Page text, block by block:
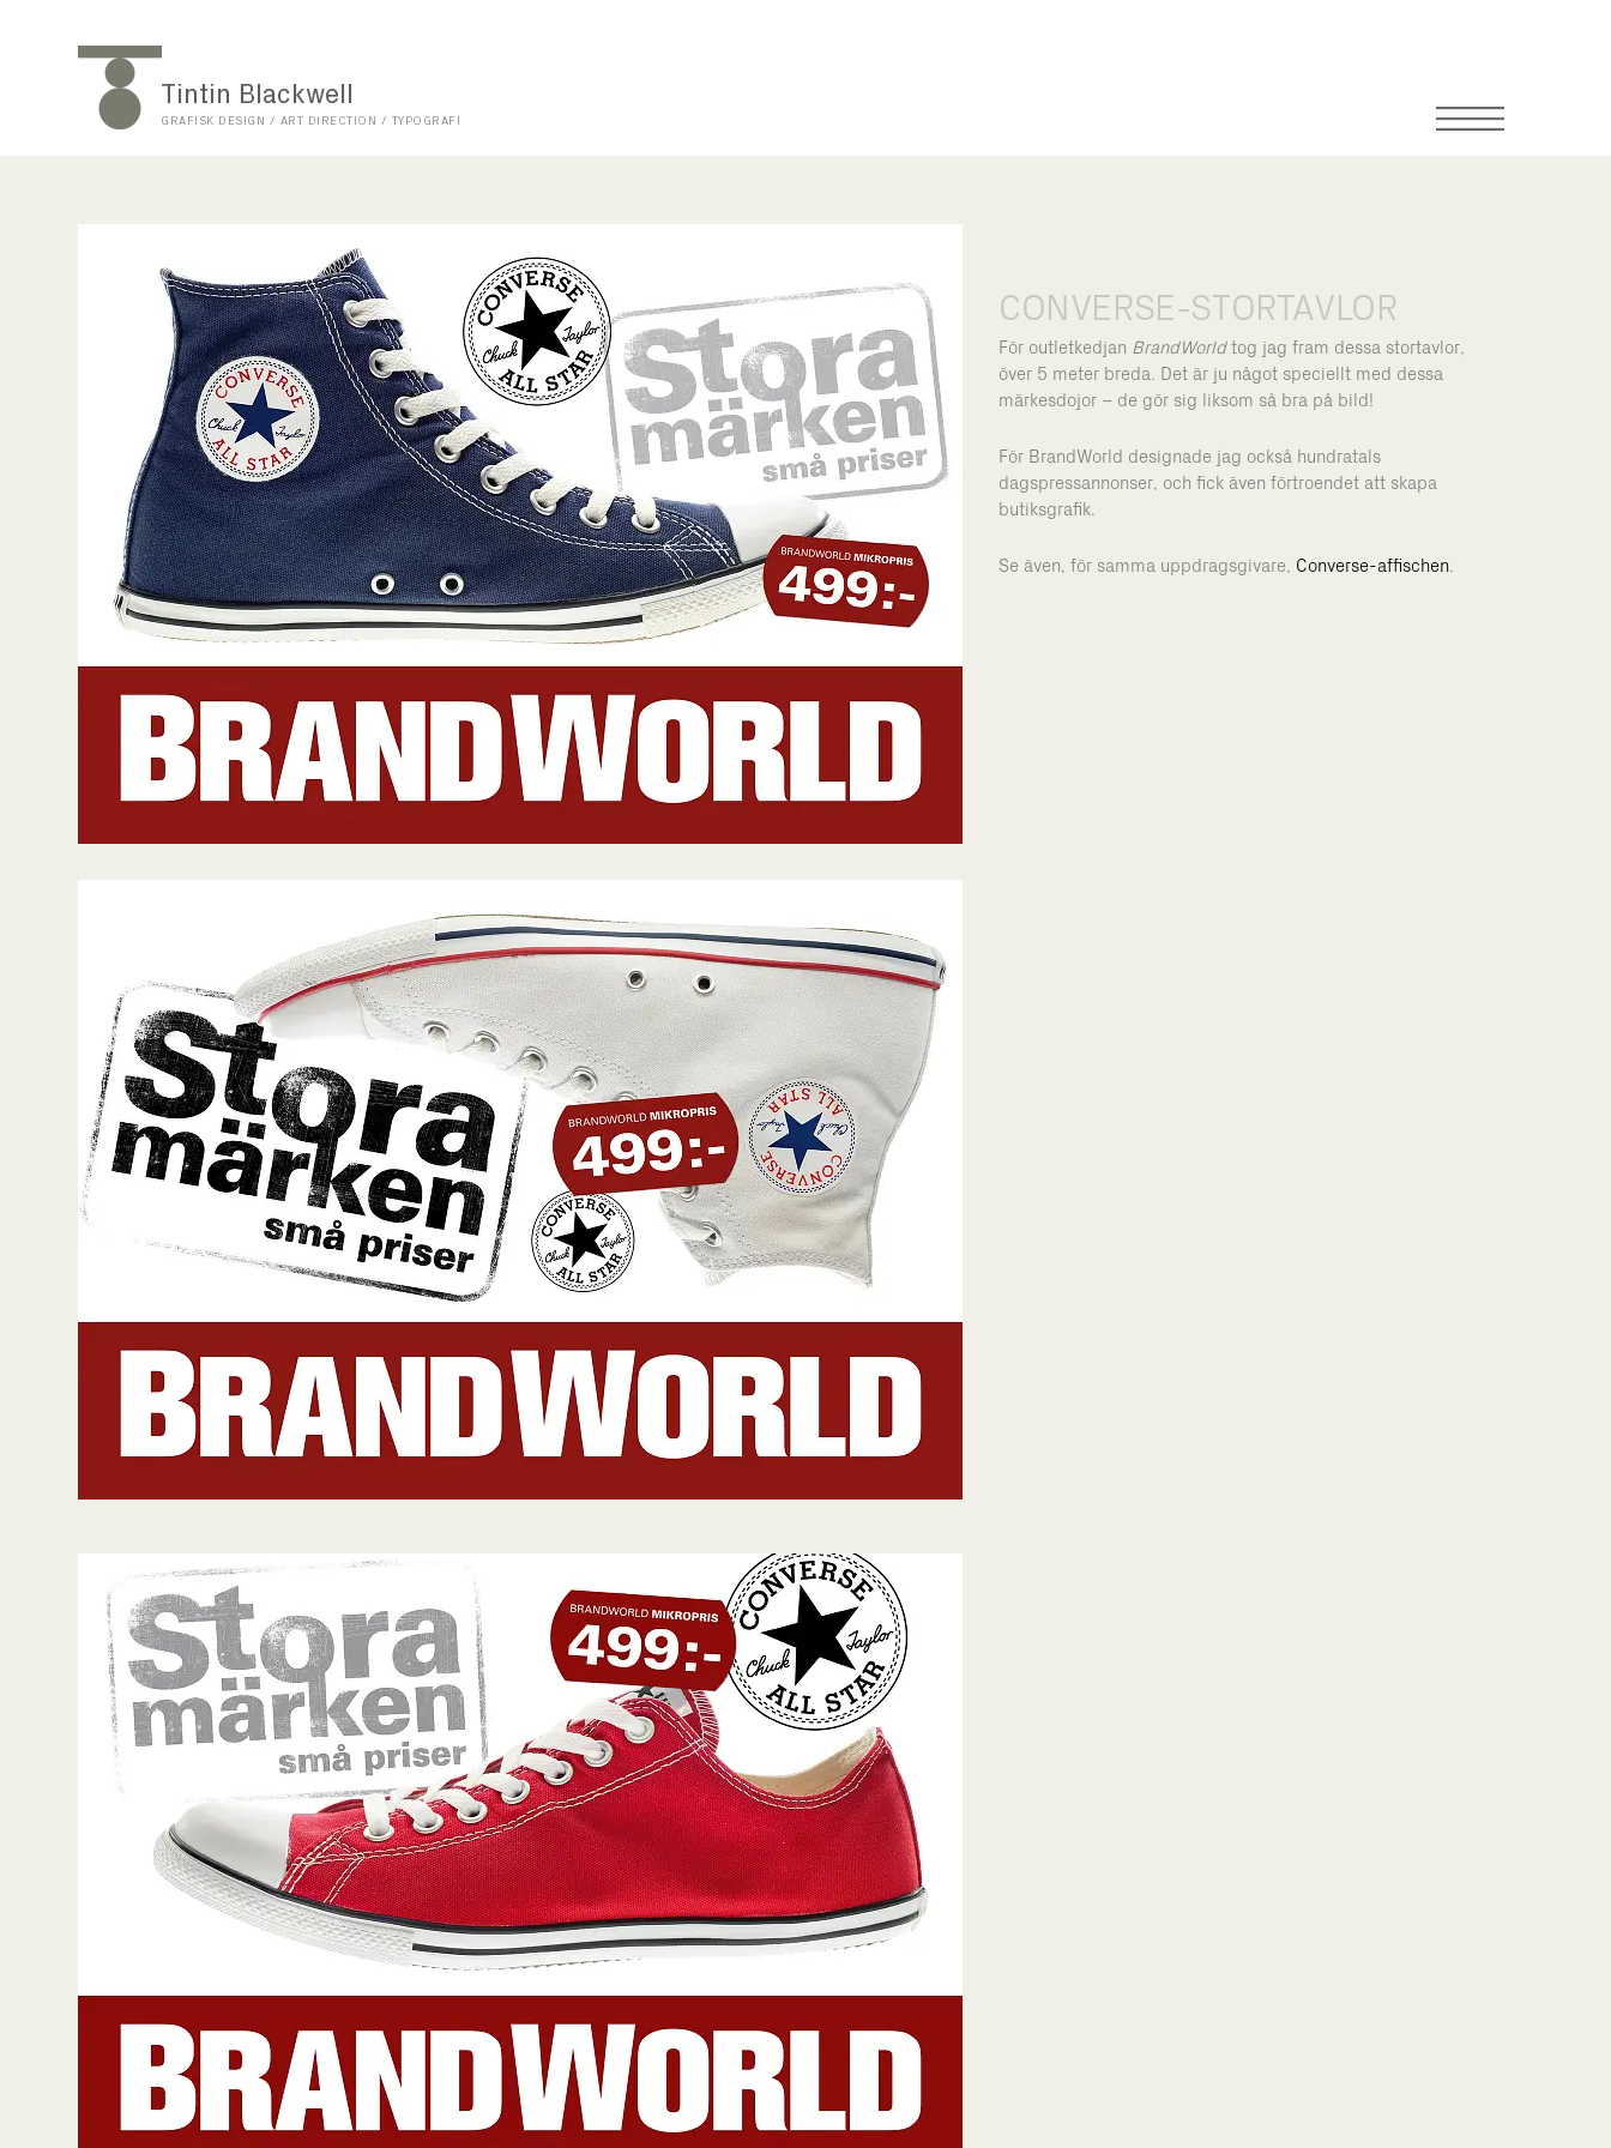
Tintin Blackwell
GRAFISK DESIGN / ART DIRECTION / TYPOGRAFI
CONVERSE-STORTAVLOR
För outletkedjan BrandWorldtog jag fram dessa stortavlor,
över 5 meter breda. Det är ju något speciellt med dessa
märkesdojor – de gör sig liksom så bra på bild!
För BrandWorld designade jag också hundratals
dagspressannonser, och fick även förtroendet att skapa
butiksgrafik.
Se även, för samma uppdragsgivare, Converse-affischen.